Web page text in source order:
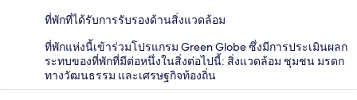
ที่พักที่ได้รับการรับรองด้านสิ่งแวดล้อม
ที่พักแห่งนี้เข้าร่วมโปรแกรม Green Globe ซึ่งมีการประเมินผลก
ระทบของที่พักที่มีต่อหนึ่งในสิ่งต่อไปนี้: สิ่งแวดล้อม ชุมชน มรดก
ทางวัฒนธรรม และเศรษฐกิจท้องถิ่น